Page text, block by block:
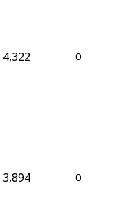
0
4,322
0
3,894